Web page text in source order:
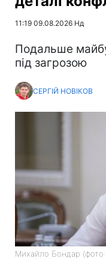
11:19 09.08.2026 Нд
Подальше
під загрозою
СЕРГІЙ НОВІКОВ
Михайло Бондар